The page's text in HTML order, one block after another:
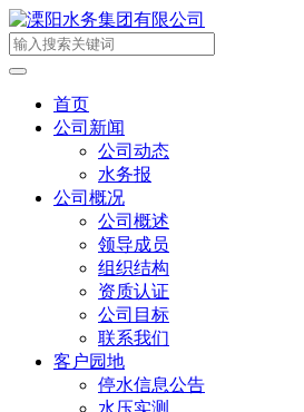
首页
公司新闻
公司动态
水务报
公司概况
公司概述
领导成员
组织结构
资质认证
公司目标
联系我们
客户园地
停水信息公告
水压实测